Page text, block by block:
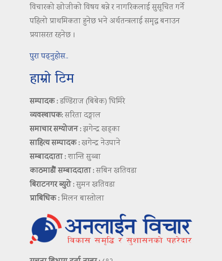
विचारको खोजीको विषय बन्ने र नागरिकलाई सुसूचित गर्ने
पहिलो प्राथमिकता हुनेछ भने अर्थतन्त्रलाई समृद्ध बनाउन
प्रयासरत रहनेछ ।
पुरा पढ्नुहोस..
हाम्रो टिम
सम्पादक :डण्डिराज (बिबेक) घिमिरे
व्यवस्थापक:सरिता दङ्गाल
समाचार सम्योजन :झगेन्द्र खड्का
साहित्य सम्पादक :खगेन्द्र नेउपाने
सम्बाददाता :शान्ति सुब्बा
काठमाडौं सम्बाददाता :सबिन खतिवडा
बिराटनगर ब्युरो :सुमन खतिवडा
प्राबिधिक :मिलन बास्तोला